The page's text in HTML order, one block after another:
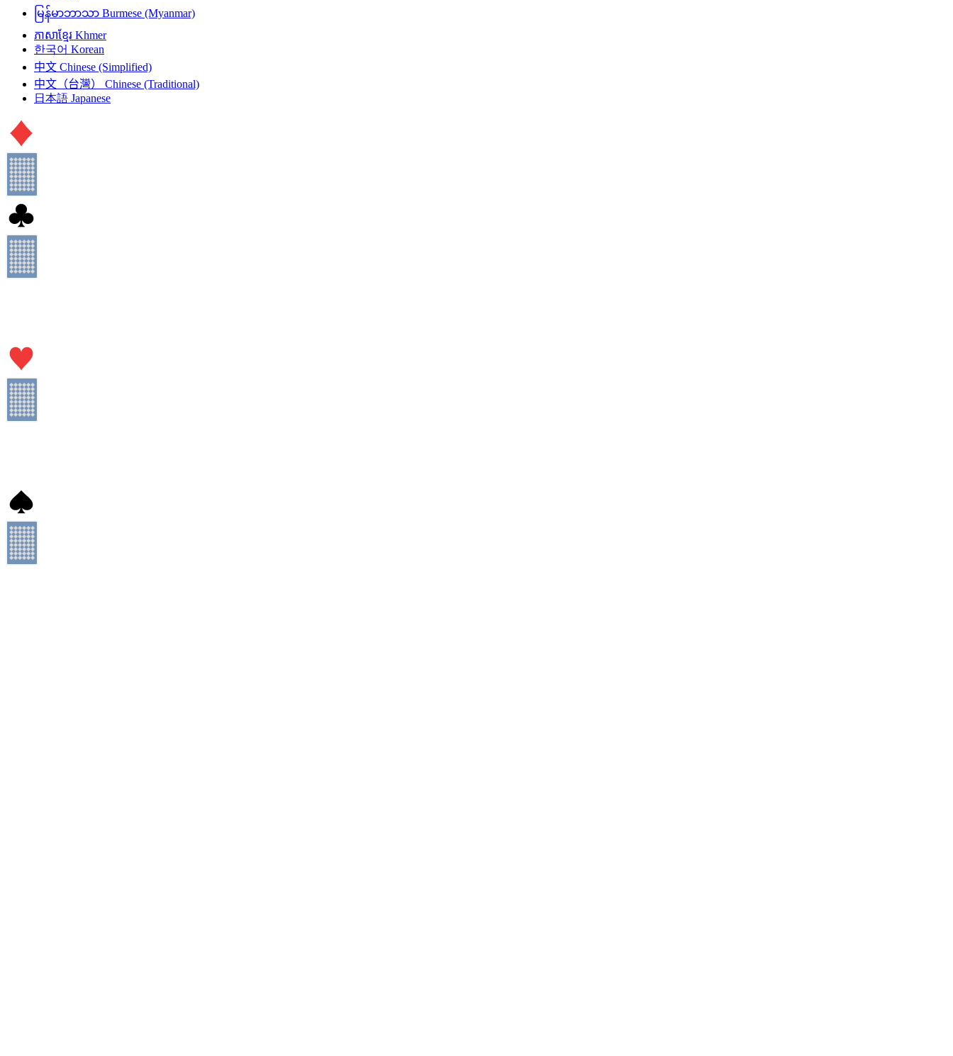
မြန်မာဘာသာ Burmese (Myanmar)
ភាសាខ្មែរ Khmer
한국어 Korean
中文 Chinese (Simplified)
中文（台灣）
Chinese (Traditional)
日本語 Japanese